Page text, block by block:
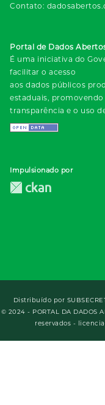
Contato:
Portal de Dados
É uma iniciativa do
facilitar o acesso
aos dados públicos
estaduais, promovendo
transparência e o uso
Impulsionado por
Distribuído por
© 2024 - PORTAL DA DADOS
reservados -